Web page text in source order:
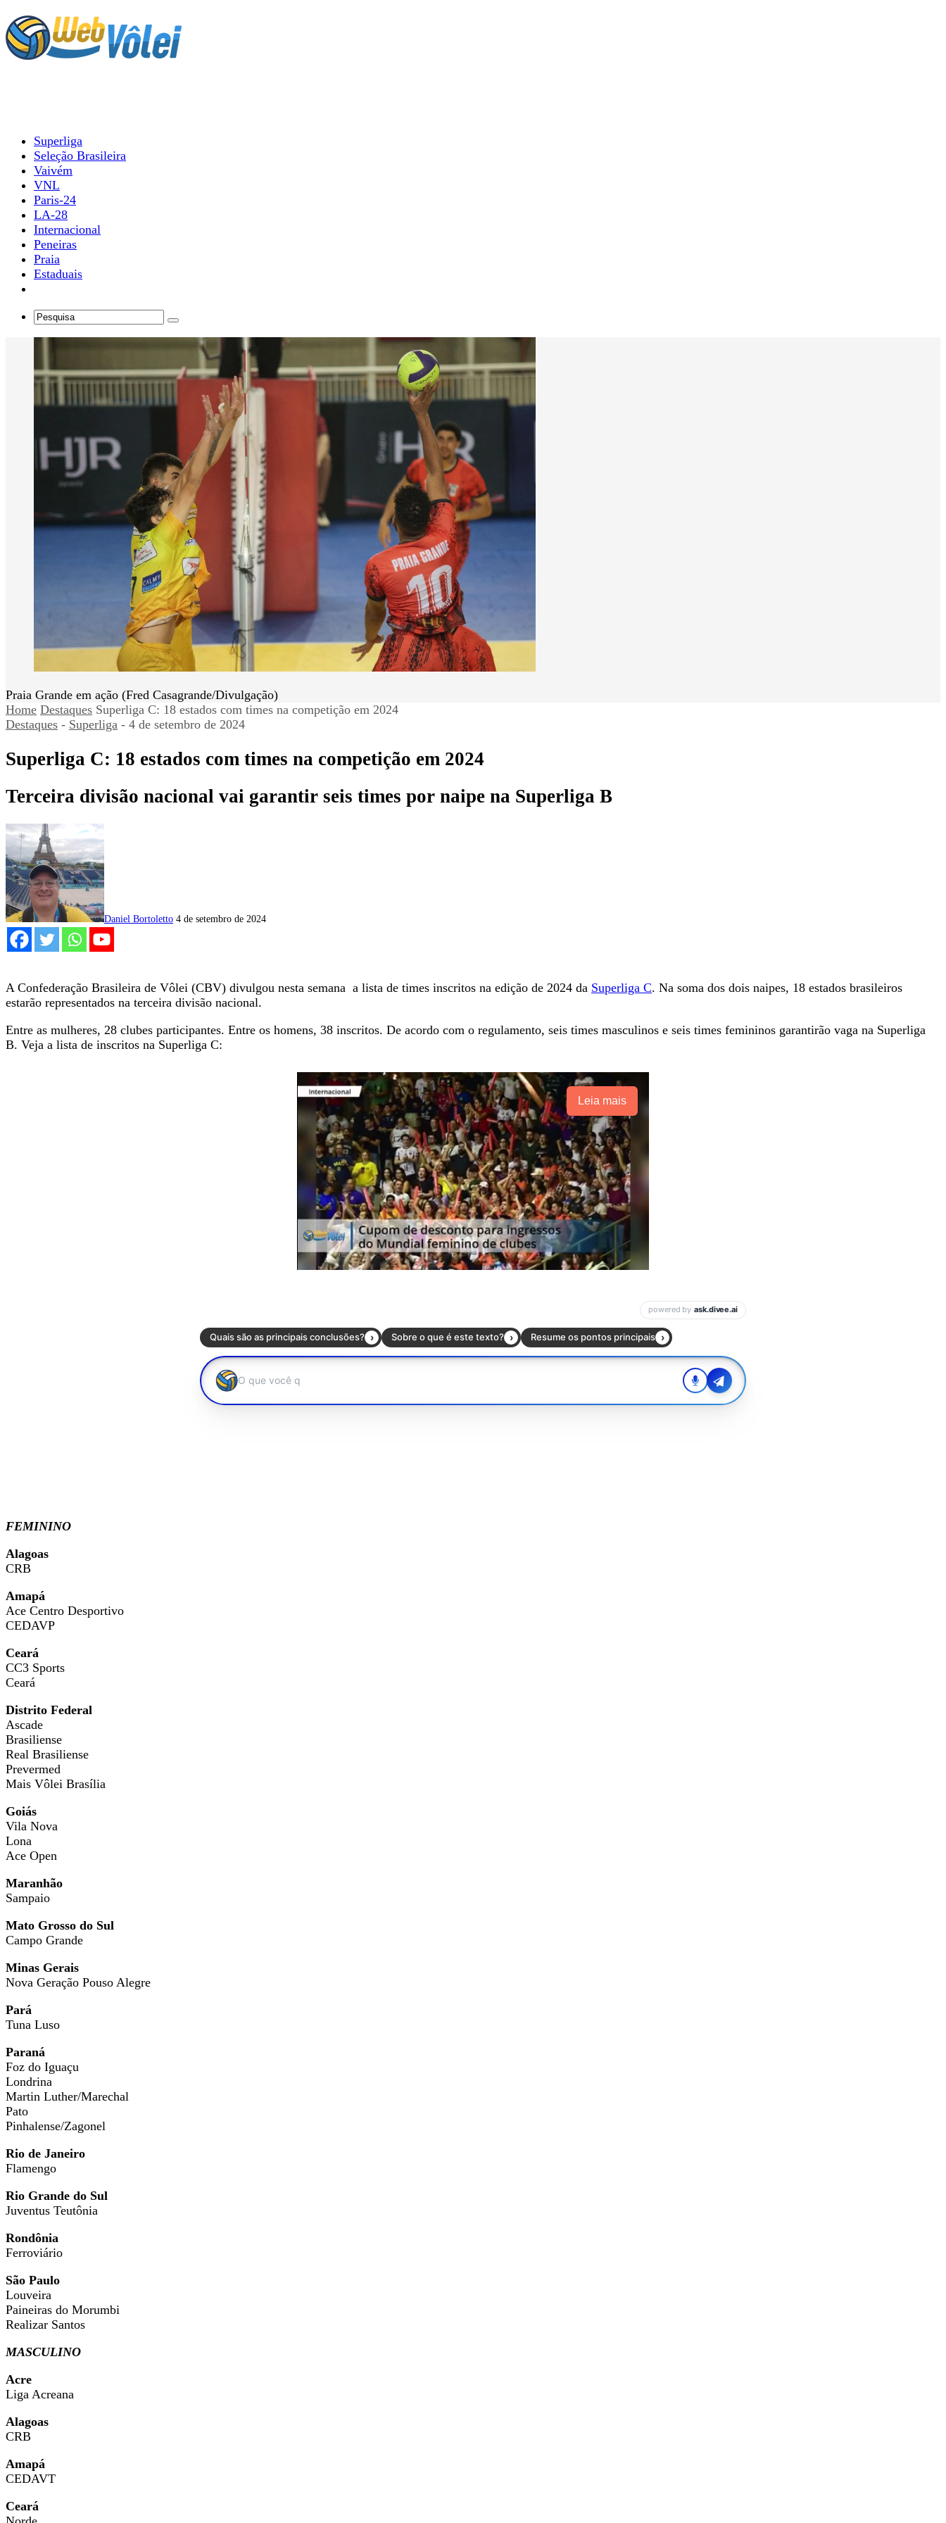
Superliga
Seleção Brasileira
Vaivém
VNL
Paris-24
LA-28
Internacional
Peneiras
Praia
Estaduais
Praia Grande em ação (Fred Casagrande/Divulgação)
Home Destaques Superliga C: 18 estados com times na competição em 2024
Destaques - Superliga - 4 de setembro de 2024
Superliga C: 18 estados com times na competição em 2024
Terceira divisão nacional vai garantir seis times por naipe na Superliga B
Daniel Bortoletto 4 de setembro de 2024
A Confederação Brasileira de Vôlei (CBV) divulgou nesta semana a lista de times inscritos na edição de 2024 da Superliga C. Na soma dos dois naipes, 18 estados brasileiros
estarão representados na terceira divisão nacional.
Entre as mulheres, 28 clubes participantes. Entre os homens, 38 inscritos. De acordo com o regulamento, seis times masculinos e seis times femininos garantirão vaga na Superliga
B. Veja a lista de inscritos na Superliga C:
Leia mais
FEMININO
Alagoas
CRB
Amapá
Ace Centro Desportivo
CEDAVP
Ceará
CC3 Sports
Ceará
Distrito Federal
Ascade
Brasiliense
Real Brasiliense
Prevermed
Mais Vôlei Brasília
Goiás
Vila Nova
Lona
Ace Open
Maranhão
Sampaio
Mato Grosso do Sul
Campo Grande
Minas Gerais
Nova Geração Pouso Alegre
Pará
Tuna Luso
Paraná
Foz do Iguaçu
Londrina
Martin Luther/Marechal
Pato
Pinhalense/Zagonel
Rio de Janeiro
Flamengo
Rio Grande do Sul
Juventus Teutônia
Rondônia
Ferroviário
São Paulo
Louveira
Paineiras do Morumbi
Realizar Santos
MASCULINO
Acre
Liga Acreana
Alagoas
CRB
Amapá
CEDAVT
Ceará